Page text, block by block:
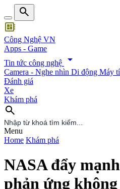
search
developer_board
Công Nghệ VN
Apps - Game
Tin tức công nghệ
arrow_drop_down
Camera - Nghe nhìn Di động Máy
Đánh giá
Xe
Khám phá
search
search
Menu
Home Khám phá
NASA đẩy
phản ứng